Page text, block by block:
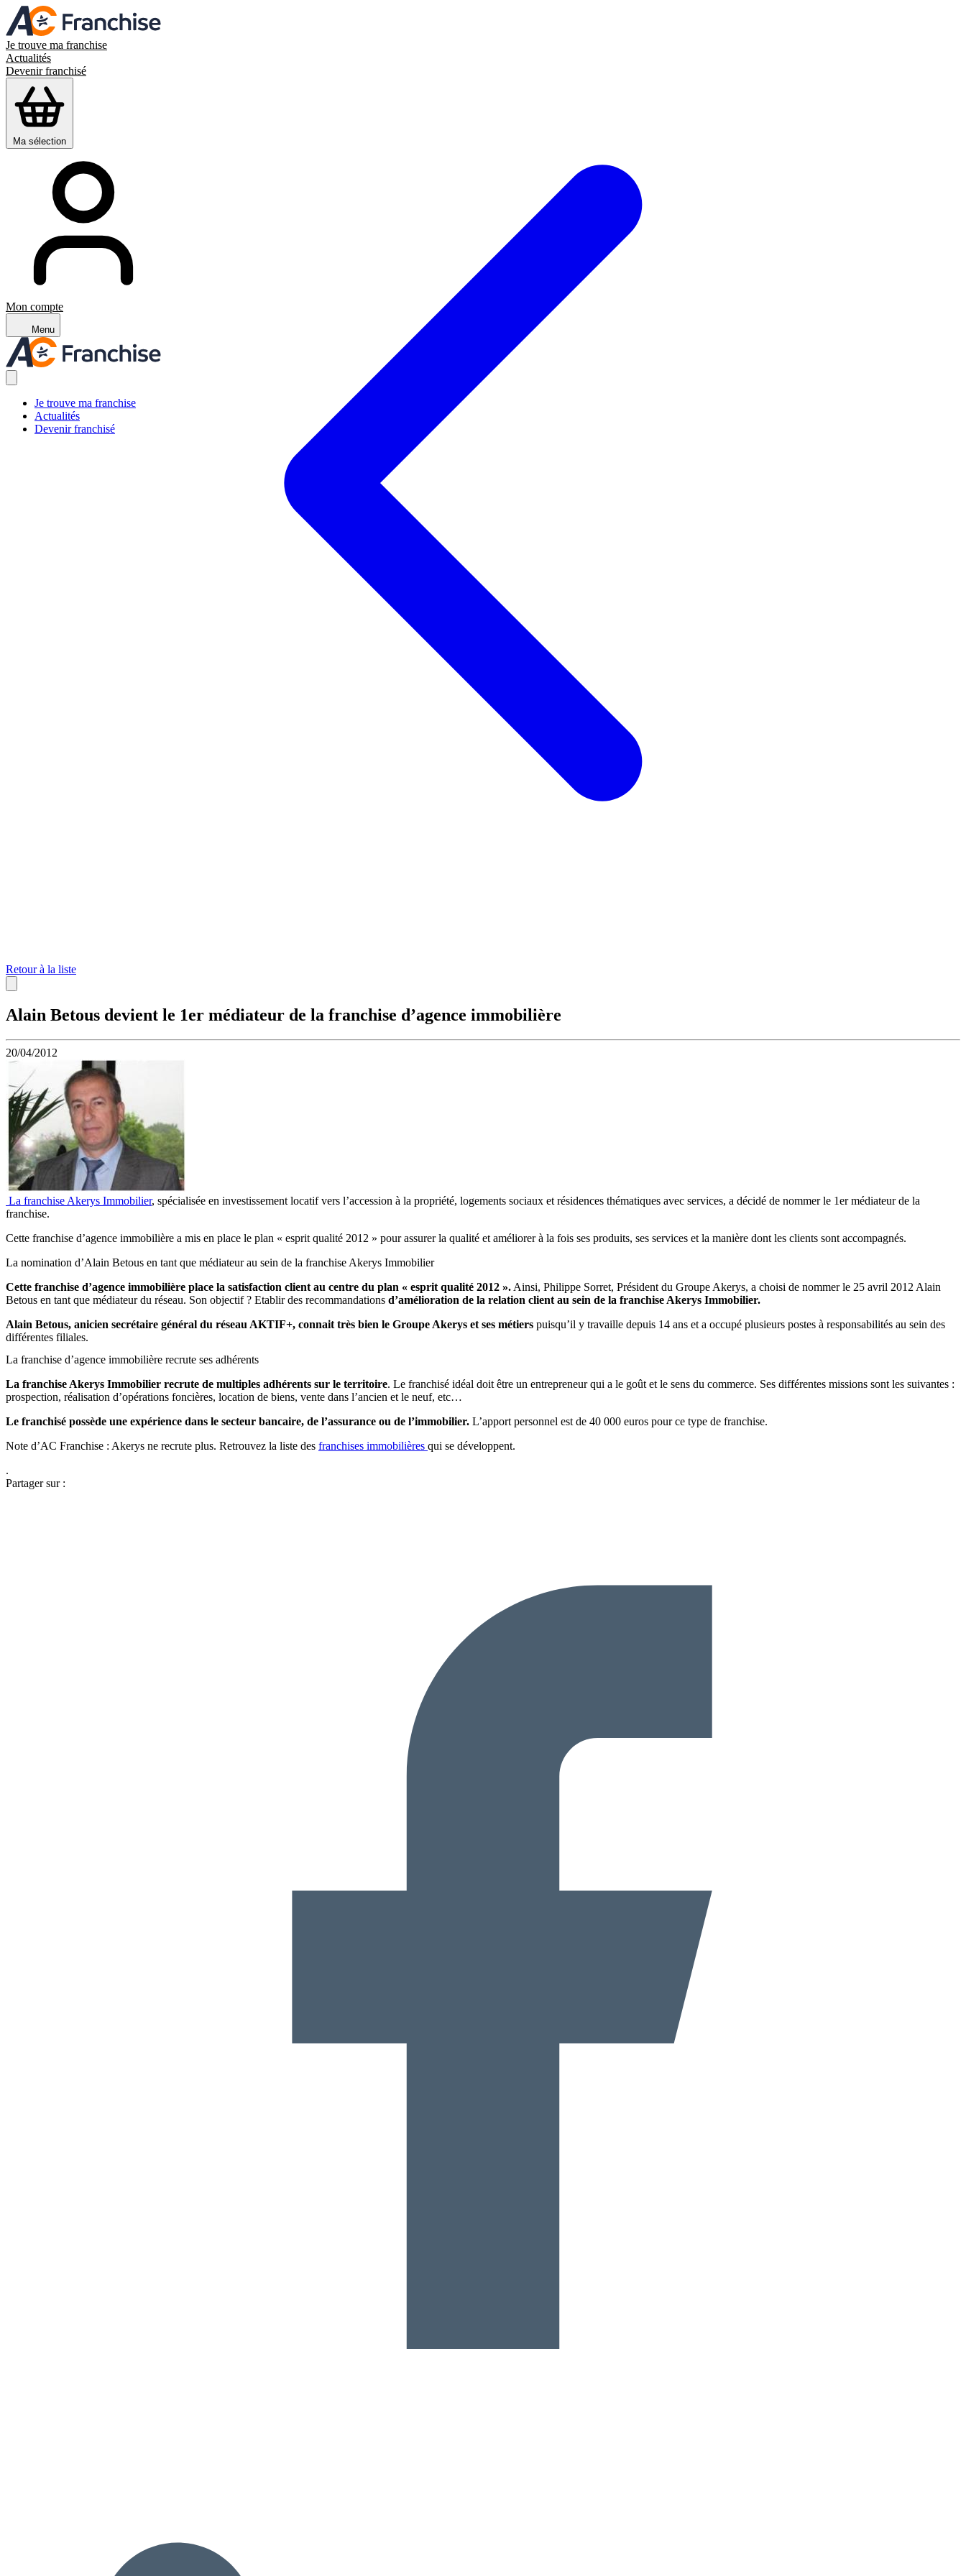
Je trouve ma franchise
Actualités
Devenir franchisé
Ma sélection
Mon compte
Menu
Je trouve ma franchise
Actualités
Devenir franchisé
Retour à la liste
Alain Betous devient le 1er médiateur de la franchise d’agence immobilière
20/04/2012
La franchise Akerys Immobilier, spécialisée en investissement locatif vers l’accession à la propriété, logements sociaux et résidences thématiques avec services, a décidé de nommer le 1er médiateur de la
franchise.
Cette franchise d’agence immobilière a mis en place le plan « esprit qualité 2012 » pour assurer la qualité et améliorer à la fois ses produits, ses services et la manière dont les clients sont accompagnés.
La nomination d’Alain Betous en tant que médiateur au sein de la franchise Akerys Immobilier
Cette franchise d’agence immobilière place la satisfaction client au centre du plan « esprit qualité 2012 ». Ainsi, Philippe Sorret, Président du Groupe Akerys, a choisi de nommer le 25 avril 2012 Alain
Betous en tant que médiateur du réseau. Son objectif ? Etablir des recommandations d’amélioration de la relation client au sein de la franchise Akerys Immobilier.
Alain Betous, anicien secrétaire général du réseau AKTIF+, connait très bien le Groupe Akerys et ses métiers puisqu’il y travaille depuis 14 ans et a occupé plusieurs postes à responsabilités au sein des
différentes filiales.
La franchise d’agence immobilière recrute ses adhérents
La franchise Akerys Immobilier recrute de multiples adhérents sur le territoire. Le franchisé idéal doit être un entrepreneur qui a le goût et le sens du commerce. Ses différentes missions sont les suivantes :
prospection, réalisation d’opérations foncières, location de biens, vente dans l’ancien et le neuf, etc…
Le franchisé possède une expérience dans le secteur bancaire, de l’assurance ou de l’immobilier. L’apport personnel est de 40 000 euros pour ce type de franchise.
Note d’AC Franchise : Akerys ne recrute plus. Retrouvez la liste des franchises immobilières qui se développent.
.
Partager sur :